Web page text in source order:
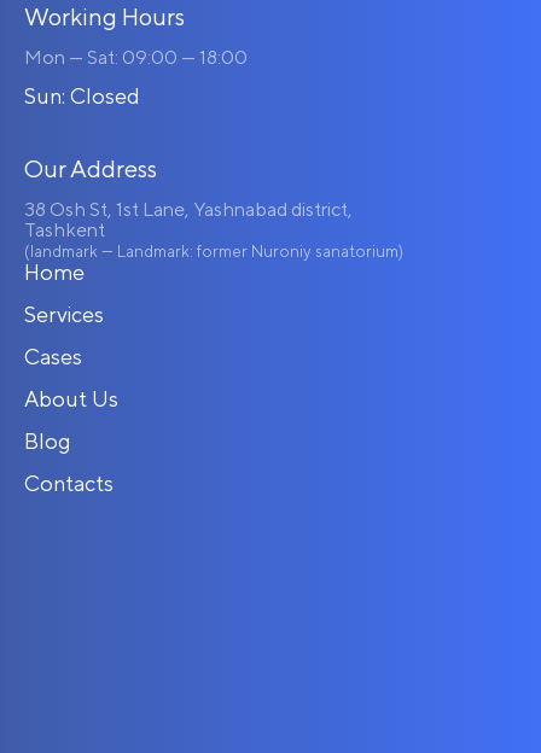
Working Hours
Mon — Sat: 09:00 — 18:00
Sun: Closed
Our Address
38 Osh St, 1st Lane, Yashnabad district,
Tashkent
(landmark — Landmark: former Nuroniy sanatorium)
Home
Services
Cases
About Us
Blog
Contacts